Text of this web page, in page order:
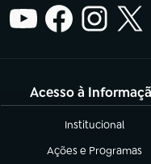
Acesso à
Institucional
(abre em nova aba)
Ações e Programas
(abre em nova aba)